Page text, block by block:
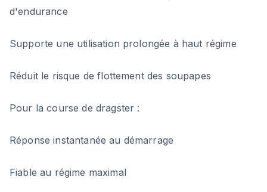
d'endurance
Supporte une utilisation prolongée à haut régime
Réduit le risque de flottement des soupapes
Pour la course de dragster :
Réponse instantanée au démarrage
Fiable au régime maximal